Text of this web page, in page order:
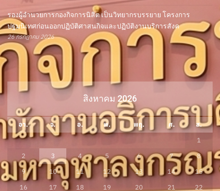
รองผู้อำนวยการกองกิจการนิสิต เป็นวิทยากรบรรยาย โครงการ
ปฐมนิเทศก่อนออกปฏิบัติศาสนกิจและปฏิบัติงานบริการสังค
26 กรกฎาคม 2026
สิงหาคม 2026
อา. จ. อ. พ. พฤ. ศ.
ส.
1
2
3 4 5 6 7
8
9
10 11 12 13 14
15
16
17 18 19 20 21 22